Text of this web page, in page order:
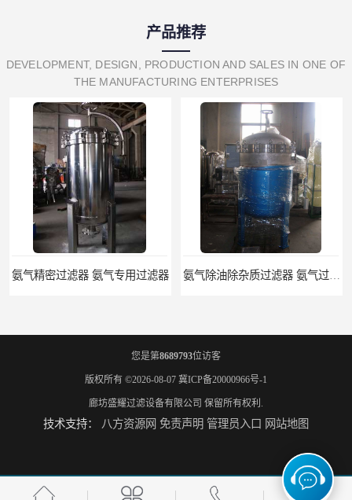
产品推荐
DEVELOPMENT, DESIGN, PRODUCTION AND SALES IN ONE OF
THE MANUFACTURING ENTERPRISES
氨气精密过滤器 氨气专用过滤器 氨气除油除杂质过滤器 氨气过滤器生产厂家
液氨专用过滤器 液氨过滤器生产厂家 液氨除油脱水过滤器 液氨专用过滤器
您是第8689793位访客
版权所有 ©2026-08-07 冀ICP备20000966号-1
廊坊盛耀过滤设备有限公司 保留所有权利.
技术支持： 八方资源网 免责声明 管理员入口 网站地图